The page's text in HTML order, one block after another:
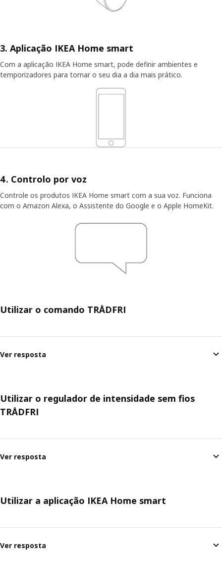
3. Aplicação IKEA Home smart
Com a aplicação IKEA Home smart, pode definir ambientes e
temporizadores para tornar o seu dia a dia mais prático.
4. Controlo por voz
Controle os produtos IKEA Home smart com a sua voz. Funciona
com o Amazon Alexa, o Assistente do Google e o Apple HomeKit.
Utilizar o comando TRÅDFRI
Ver resposta
Utilizar o regulador de intensidade sem fios
TRÅDFRI
Ver resposta
Utilizar a aplicação IKEA Home smart
Ver resposta